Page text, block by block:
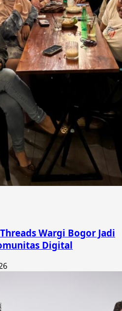
Wargi Bogor Jadi
Digital